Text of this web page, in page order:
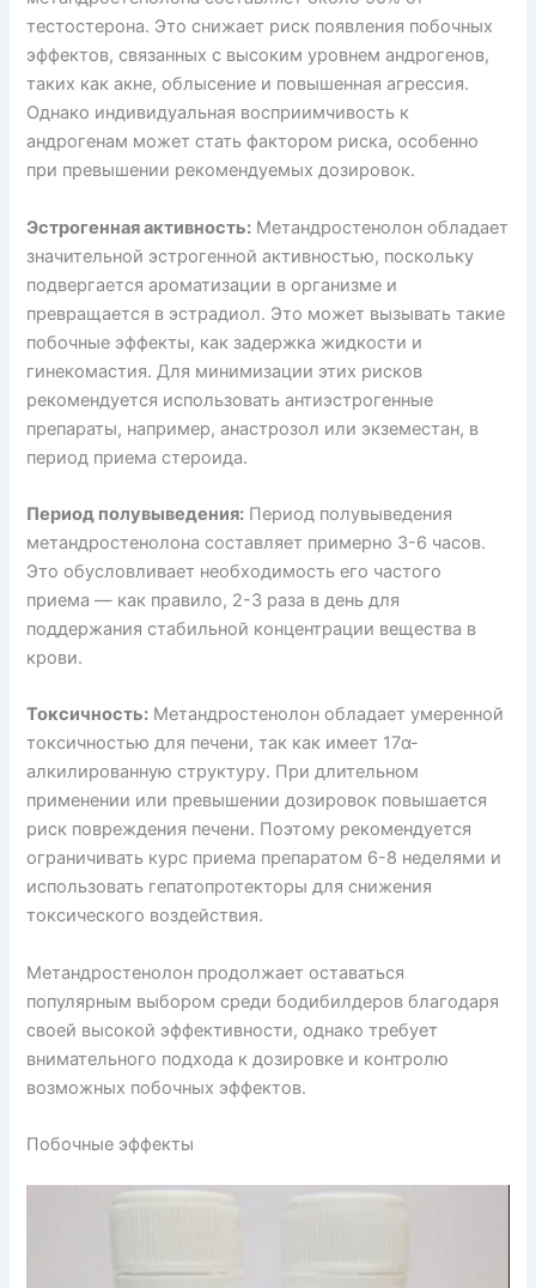
тестостерона. Это снижает риск появления побочных
эффектов, связанных с высоким уровнем андрогенов,
таких как акне, облысение и повышенная агрессия.
Однако индивидуальная восприимчивость к
андрогенам может стать фактором риска, особенно
при превышении рекомендуемых дозировок.
Эстрогенная активность: Метандростенолон обладает
значительной эстрогенной активностью, поскольку
подвергается ароматизации в организме и
превращается в эстрадиол. Это может вызывать такие
побочные эффекты, как задержка жидкости и
гинекомастия. Для минимизации этих рисков
рекомендуется использовать антиэстрогенные
препараты, например, анастрозол или экземестан, в
период приема стероида.
Период полувыведения: Период полувыведения
метандростенолона составляет примерно 3-6 часов.
Это обусловливает необходимость его частого
приема — как правило, 2-3 раза в день для
поддержания стабильной концентрации вещества в
крови.
Токсичность: Метандростенолон обладает умеренной
токсичностью для печени, так как имеет 17α-
алкилированную структуру. При длительном
применении или превышении дозировок повышается
риск повреждения печени. Поэтому рекомендуется
ограничивать курс приема препаратом 6-8 неделями и
использовать гепатопротекторы для снижения
токсического воздействия.
Метандростенолон продолжает оставаться
популярным выбором среди бодибилдеров благодаря
своей высокой эффективности, однако требует
внимательного подхода к дозировке и контролю
возможных побочных эффектов.
Побочные эффекты